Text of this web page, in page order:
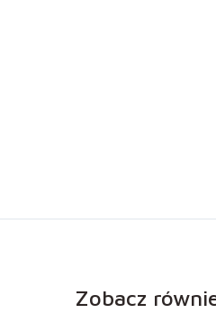
Zobacz